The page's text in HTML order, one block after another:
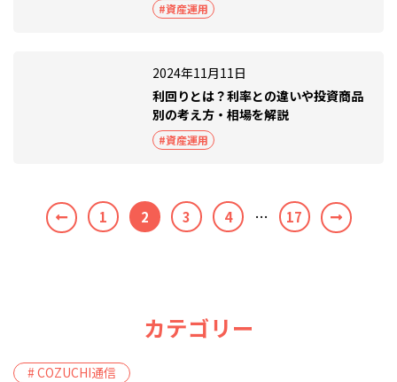
#資産運用
2024年11月11日
利回りとは？利率との違いや投資商品
別の考え方・相場を解説
#資産運用
1 2 3 4 … 17
カテゴリー
# COZUCHI通信